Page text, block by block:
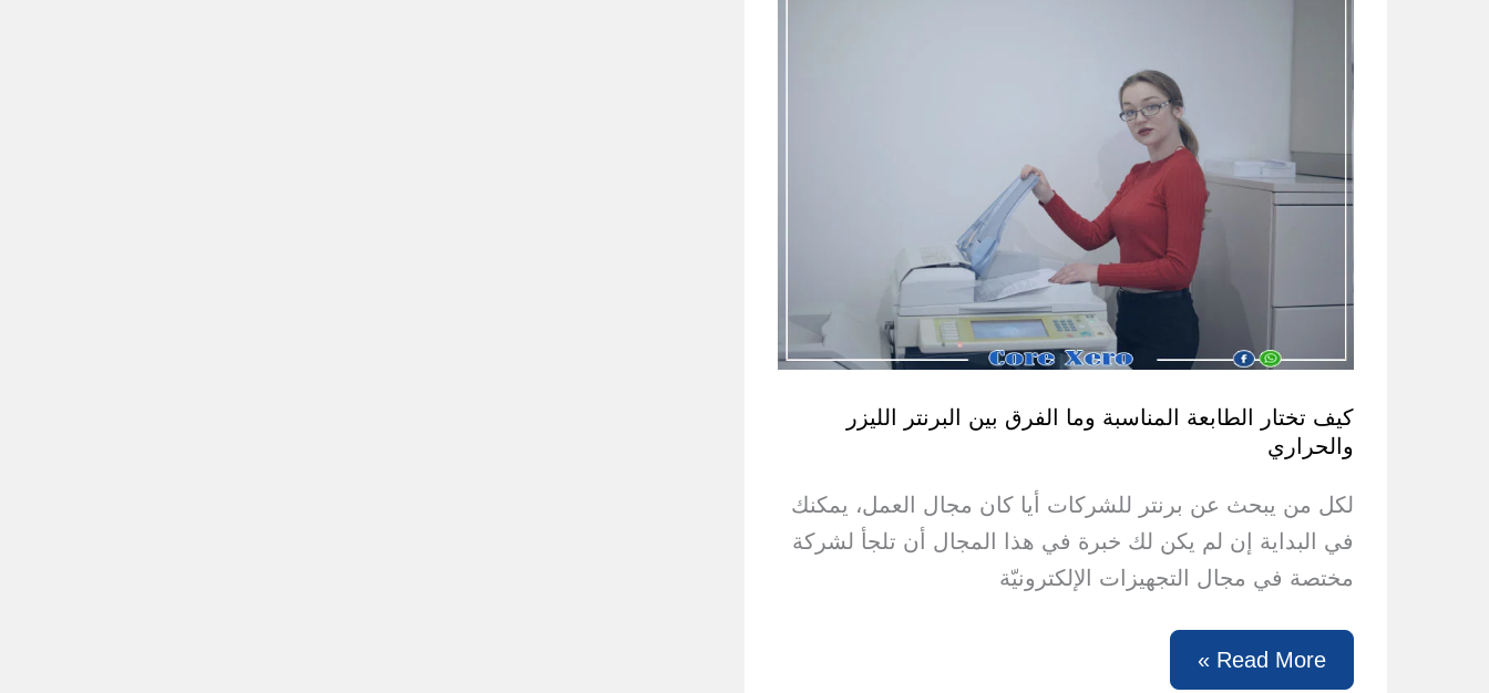
كيف تختار الطابعة المناسبة وما الفرق بين البرنتر الليزر
والحراري
لكل من يبحث عن برنتر للشركات أيا كان مجال العمل، يمكنك
في البداية إن لم يكن لك خبرة في هذا المجال أن تلجأ لشركة
مختصة في مجال التجهيزات الإلكترونيّة
كيف
Read More »